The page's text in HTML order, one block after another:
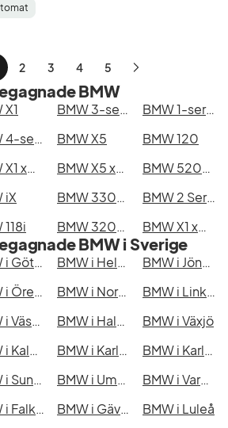
2 3 4 5
Nästa
BMW
X1 BMW 3-serie
BMW 1-serie
BMW 4-serie BMW X5
BMW 120
BMW X1 xDrive25e BMW X5 xDrive50e
BMW 520d xDrive Touring
iX BMW 330e xDrive Touring
BMW 2 Series Active/Gran Tourer/Gran Coupé
118i BMW 320d xDrive Touring BMW X1 xDrive20d
BMW i Sverige
BMW i Göteborg BMW i Helsingborg
BMW i Jönköping
BMW i Örebro BMW i Norrköping
BMW i Linköping
BMW i Västerås BMW i Halmstad
BMW i Växjö
BMW i Kalmar BMW i Karlskrona
BMW i Karlstad
BMW i Sundsvall BMW i Umeå
BMW i Varberg
BMW i Falkenberg BMW i Gävle
BMW i Luleå